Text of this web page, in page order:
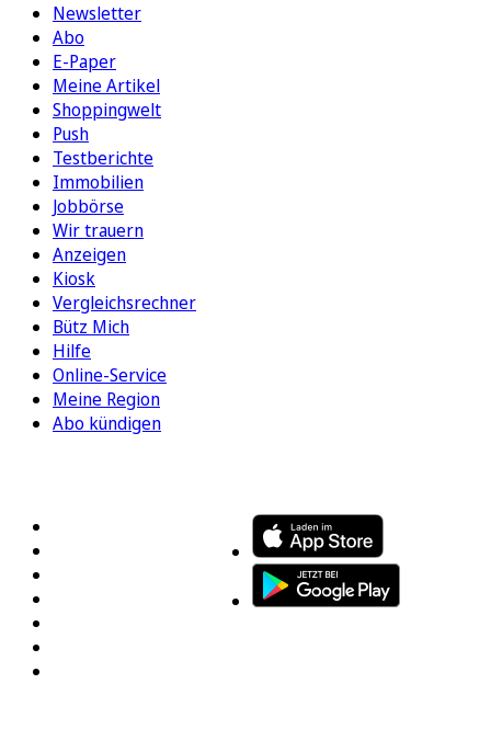
Newsletter
Abo
E-Paper
Meine Artikel
Shoppingwelt
Push
Testberichte
Immobilien
Jobbörse
Wir trauern
Anzeigen
Kiosk
Vergleichsrechner
Bütz Mich
Hilfe
Online-Service
Meine Region
Abo kündigen